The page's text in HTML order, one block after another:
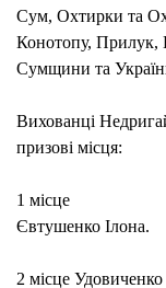
Сум, Охтирки та
Конотопу, Прилук,
Сумщини та
Вихованці
призові місця:
1 місце
Євтушенко Ілона.
2 місце